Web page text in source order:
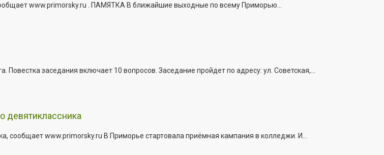
www.primorsky.ru . ПАМЯТКА В ближайшие выходные по всему Приморью...
заседания включает 10 вопросов. Заседание пройдет по адресу: ул. Советская,...
девятиклассника
сообщает www.primorsky.ru В Приморье стартовала приёмная кампания в колледжи. И...